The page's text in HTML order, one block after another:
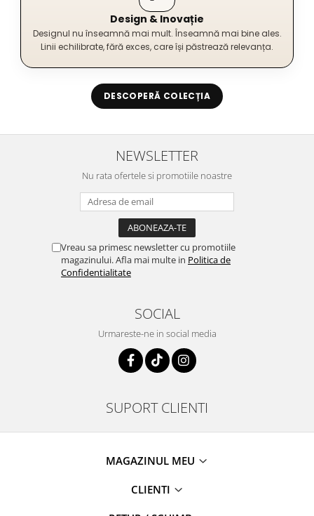
Design & Inovație
Designul nu înseamnă mai mult. Înseamnă mai bine ales.
Linii echilibrate, fără exces, care își păstrează relevanța.
DESCOPERĂ COLECȚIA
NEWSLETTER
Nu rata ofertele si promotiile noastre
Vreau sa primesc newsletter cu promotiile
magazinului. Afla mai multe in Politica de
Confidentialitate
SOCIAL
Urmareste-ne in social media
SUPORT CLIENTI
MAGAZINUL MEU
CLIENTI